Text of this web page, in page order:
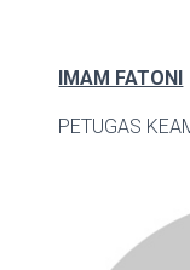
IMAM FATONI
PETUGAS